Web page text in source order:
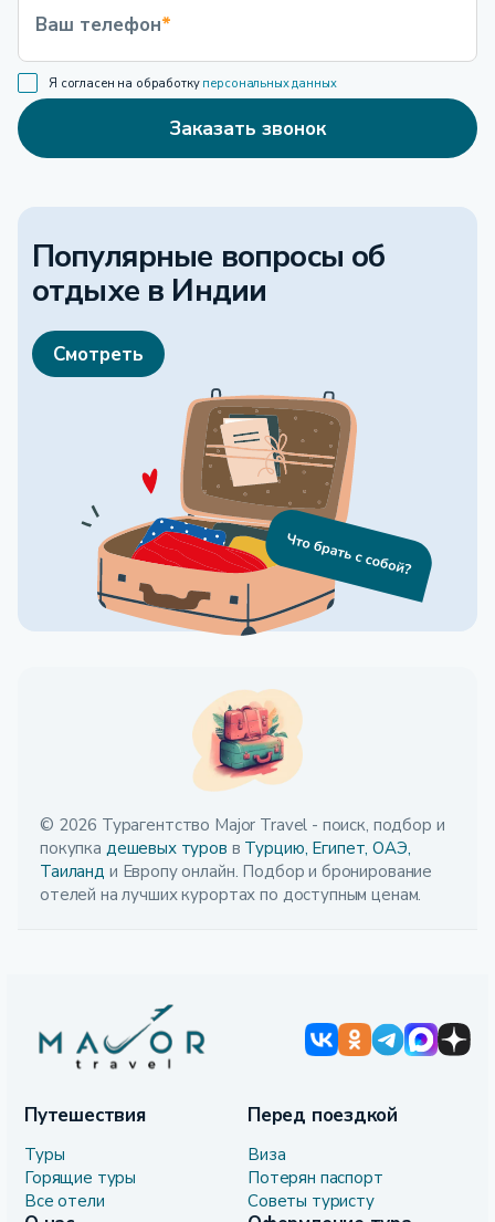
Ваш телефон*
Я согласен на обработку персональных данных
Заказать звонок
Популярные вопросы об
отдыхе в Индии
Смотреть
© 2026 Турагентство Major Travel - поиск, подбор и
покупка дешевых туров в Турцию, Египет, ОАЭ,
Таиланд и Европу онлайн. Подбор и бронирование
отелей на лучших курортах по доступным ценам.
Путешествия
Туры
Горящие туры
Все отели
Перед поездкой
Виза
Потерян паспорт
Советы туристу